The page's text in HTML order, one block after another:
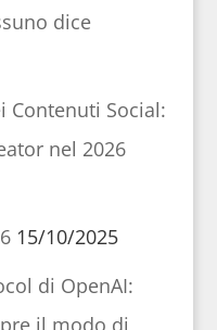
dice
Contenuti Social:
nel 2026
15/10/2025
di OpenAI:
il modo di